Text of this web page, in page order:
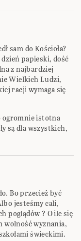
sam do Kościoła?
papieski, dość
z najbardziej
Wielkich Ludzi,
racji wymaga się
ogromnie istotna
są dla wszystkich,
Bo przecież być
jesteśmy cali,
poglądów ? O ile się
wyznania,
świeckimi.